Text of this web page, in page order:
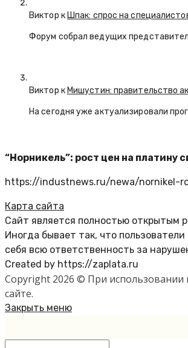
Виктор кШпак: спрос на
Форум собрал ведущих
Виктор кМишустин: правительство
На сегодня уже актуализировали
“Норникель”: рост цен на
https://industnews.ru/newa/nornikel-
Карта сайта
Сайт является полностью открытым
Иногда бывает так, что
себя всю ответственность за
Created by https://zaplata.ru
Copyright 2026 © При
сайте.
Закрыть меню